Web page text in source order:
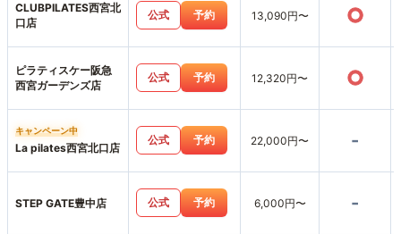
CLUBPILATES西宮北
口店
公式 予約 13,090円〜 ○
ピラティスケー阪急
西宮ガーデンズ店
公式 予約 12,320円〜 ○
キャンペーン中
La pilates西宮北口店
公式 予約 22,000円〜 -
STEP GATE豊中店 公式 予約 6,000円〜 -